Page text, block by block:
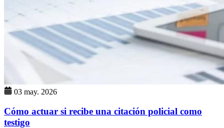
03 may. 2026
Cómo actuar si recibe una citación policial como
testigo